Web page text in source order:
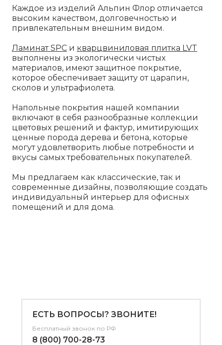
Каждое из изделий Альпин Флор отличается
высоким качеством, долговечностью и
привлекательным внешним видом.
Ламинат SPC и кварцвиниловая плитка LVT
выполнены из экологически чистых
материалов, имеют защитное покрытие,
которое обеспечивает защиту от царапин,
сколов и ультрафиолета.
Напольные покрытия нашей компании
включают в себя разнообразные коллекции
цветовых решений и фактур, имитирующих
ценные порода дерева и бетона, которые
могут удовлетворить любые потребности и
вкусы самых требовательных покупателей.
Мы предлагаем как классические, так и
современные дизайны, позволяющие создать
индивидуальный интерьер для офисных
помещений и для дома.
ЕСТЬ ВОПРОСЫ? ЗВОНИТЕ!
Бесплатный звонок по РФ
8 (800) 700-28-73